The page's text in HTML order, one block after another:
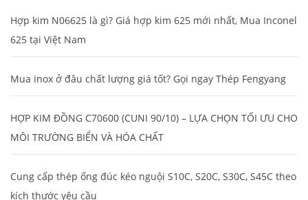
Hợp kim N06625 là gì? Giá hợp kim 625 mới nhất, Mua Inconel
625 tại Việt Nam
Mua inox ở đâu chất lượng giá tốt? Gọi ngay Thép Fengyang
HỢP KIM ĐỒNG C70600 (CUNI 90/10) – LỰA CHỌN TỐI ƯU CHO
MÔI TRƯỜNG BIỂN VÀ HÓA CHẤT
Cung cấp thép ống đúc kéo nguội S10C, S20C, S30C, S45C theo
kích thước yêu cầu